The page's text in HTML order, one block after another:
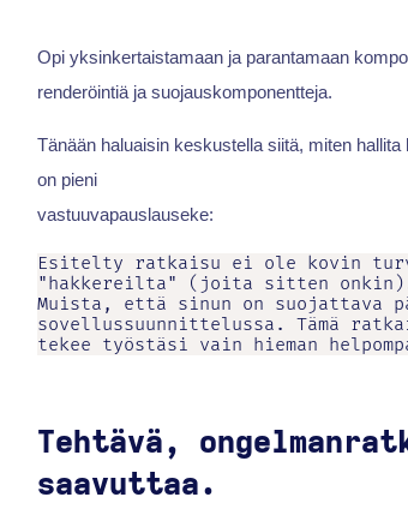
Opi yksinkertaistamaan ja parantamaan
renderöintiä ja suojauskomponentteja.
Tänään haluaisin keskustella siitä, miten hallita
on pieni
vastuuvapauslauseke:
Esitelty ratkaisu ei ole kovin
"hakkereilta" (joita sitten
Muista, että sinun on suojattava
sovellussuunnittelussa. Tämä
Tehtävä,
saavuttaa.